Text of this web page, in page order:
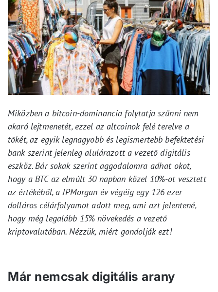
Miközben a bitcoin-dominancia folytatja szűnni nem
akaró lejtmenetét, ezzel az altcoinok felé terelve a
tőkét, az egyik legnagyobb és legismertebb befektetési
bank szerint jelenleg alulárazott a vezető digitális
eszköz. Bár sokak szerint aggodalomra adhat okot,
hogy a BTC az elmúlt 30 napban közel 10%-ot vesztett
az értékéből, a JPMorgan év végéig egy 126 ezer
dolláros célárfolyamot adott meg, ami azt jelentené,
hogy még legalább 15% növekedés a vezető
kriptovalutában. Nézzük, miért gondolják ezt!
Már nemcsak digitális arany